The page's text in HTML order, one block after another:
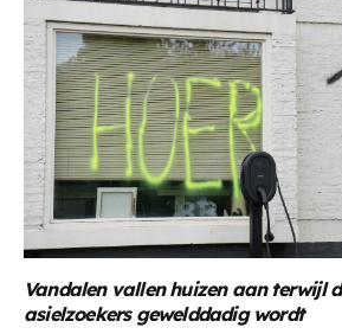
Vandalen vallen huizen aan terwijl
asielzoekers gewelddadig wordt